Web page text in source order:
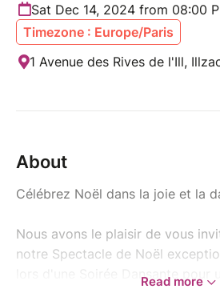
Sat Dec 14, 2024 from 08:00
Timezone : Europe/Paris
1 Avenue des Rives de l'Ill,
About
Célébrez Noël dans la joie et la
Nous avons le plaisir de vous
notre Spectacle de Noël
lors d'une Soirée Dansante pour
Read more